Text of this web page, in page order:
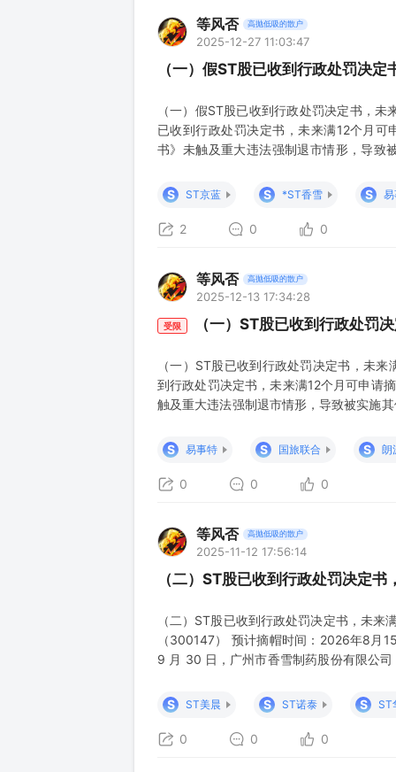
等风否 高抛低吸的散户
2025-12-27 11:03:47
（一）假ST股已收到行政处罚决
（一）假ST股已收到行政处罚决定书，
已收到行政处罚决定书，未来满12个月
书》未触及重大违法强制退市情形，导致
所涉事项对相应年度财务会计报告进行追
个月。”
S ST京蓝 S *ST香雪 S
2 0 0
等风否 高抛低吸的散户
2025-12-13 17:34:28
受限 （一）ST股已收到行政处罚
（一）ST股已收到行政处罚决定书，未
到行政处罚决定书，未来满12个月可申请
触及重大违法强制退市情形，导致被实施
对相应年度财务会计报告进行追溯重述；
收到
S 易事特 S 国旅联合 S 朗
0 0 0
等风否 高抛低吸的散户
2025-11-12 17:56:14
（二）ST股已收到行政处罚决定
（二）ST股已收到行政处罚决定书，未
（300147） 预计摘帽时间：2026年8月
9 月 30 日，广州市香雪制药股份有限公司
0062024028 号、编 号：证监会立案字
S ST美晨 S ST诺泰 S ST
0 0 0